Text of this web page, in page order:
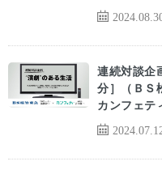
連続対談企
分］（ＢＳ
カンフェテ